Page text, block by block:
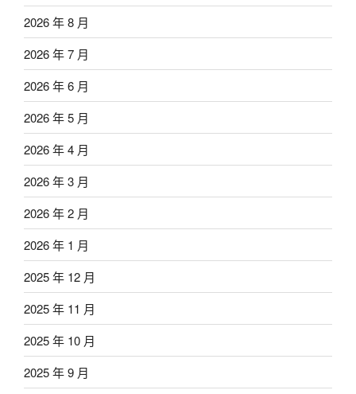
2026 年 8 月
2026 年 7 月
2026 年 6 月
2026 年 5 月
2026 年 4 月
2026 年 3 月
2026 年 2 月
2026 年 1 月
2025 年 12 月
2025 年 11 月
2025 年 10 月
2025 年 9 月